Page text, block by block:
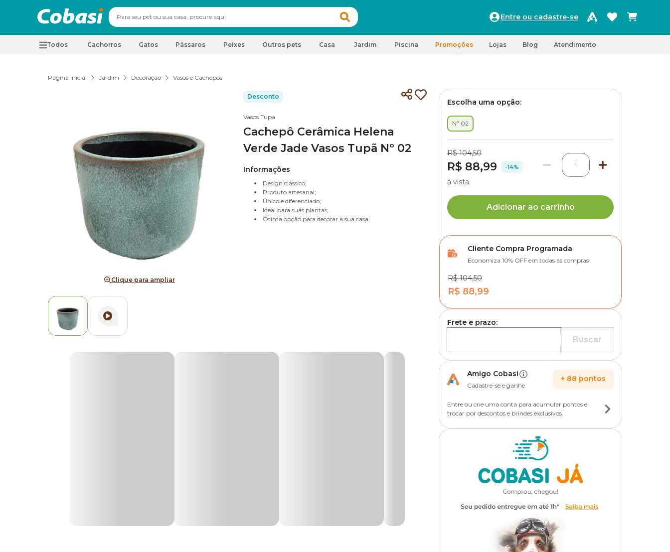
Entre ou cadastre-se
Todos Cachorros Gatos Pássaros Peixes Outros pets Casa Jardim Piscina Promoções Lojas Blog Atendimento
Página inicial Jardim Decoração Vasos e Cachepôs
Clique para ampliar
Desconto
Vasos Tupa
Cachepô Cerâmica Helena
Verde Jade Vasos Tupã Nº 02
Informações
Design clássico;
Produto artesanal;
Único e diferenciado;
Ideal para suas plantas;
Ótima opção para decorar a sua casa.
Escolha uma opção:
Nº 02
R$ 104,50
R$ 88,99 -14% 1
à vista
Adicionar ao carrinho
Cliente Compra Programada
Economiza 10% OFF em todas as compras
R$ 104,50
R$ 88,99
Frete e prazo:
Buscar
Amigo Cobasi
Cadastre-se e ganhe
+ 88 pontos
Entre ou crie uma conta para acumular pontos e
trocar por descontos e brindes exclusivos.